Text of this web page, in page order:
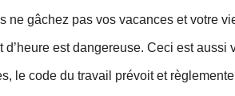
ne gâchez pas vos vacances et votre
d’heure est dangereuse. Ceci est
le code du travail prévoit et